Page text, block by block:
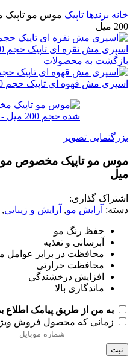
برندهاتاپیکموس مو تاپیک
مش نقره ای تاپیک حجم 150 میل
به محصولات
مش قهوه ای تاپیک حجم 150 میل
تصویر
گذاری:
آرایش مو , آرایش و زیبایی,
حفظ رنگ مو
آبرسانی و تغذیه
محافظت در برابر عوامل
محافظت حرارتی
افزایش درخشندگی
ماندگاری بالا
به من از طریق پیامک اطلاع بده
زمانی که محصول فروش ویژه